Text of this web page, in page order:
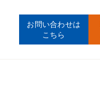
お問い合わせは
こちら